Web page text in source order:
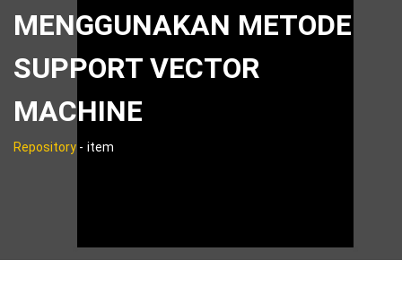
MENGGUNAKAN METODE
SUPPORT VECTOR
MACHINE
Repository - item